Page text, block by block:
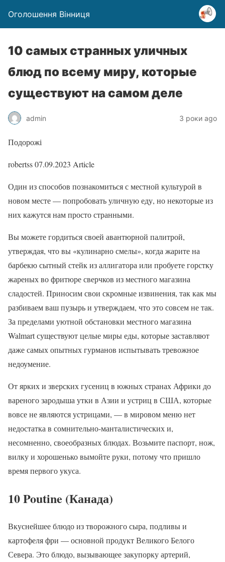
Оголошення Вінниця
10 самых странных уличных
блюд по всему миру, которые
существуют на самом деле
admin 3 роки ago
Подорожі
robertss07.09.2023 Article
Один из способов познакомиться с местной культурой в
новом месте — попробовать уличную еду, но некоторые из
них кажутся нам просто странными.
Вы можете гордиться своей авантюрной палитрой,
утверждая, что вы «кулинарно смелы», когда жарите на
барбекю сытный стейк из аллигатора или пробуете горстку
жареных во фритюре сверчков из местного магазина
сладостей. Приносим свои скромные извинения, так как мы
разбиваем ваш пузырь и утверждаем, что это совсем не так.
За пределами уютной обстановки местного магазина
Walmart существуют целые миры еды, которые заставляют
даже самых опытных гурманов испытывать тревожное
недоумение.
От ярких и зверских гусениц в южных странах Африки до
вареного зародыша утки в Азии и устриц в США, которые
вовсе не являются устрицами, — в мировом меню нет
недостатка в сомнительно-манталистических и,
несомненно, своеобразных блюдах. Возьмите паспорт, нож,
вилку и хорошенько вымойте руки, потому что пришло
время первого укуса.
10 Poutine (Канада)
Вкуснейшее блюдо из творожного сыра, подливы и
картофеля фри — основной продукт Великого Белого
Севера. Это блюдо, вызывающее закупорку артерий,